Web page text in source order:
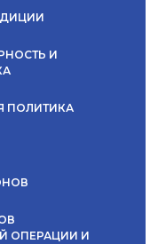
И
ПОЛИТИКА
ОПЕРАЦИИ И